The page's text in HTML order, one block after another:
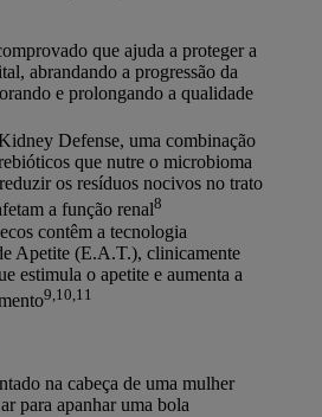
que ajuda a proteger a
abrandando a progressão da
e prolongando a qualidade
Defense, uma combinação
que nutre o microbioma
os resíduos nocivos no trato
a função renal8
contêm a tecnologia
Apetite (E.A.T.), clinicamente
estimula o apetite e aumenta a
9,10,11